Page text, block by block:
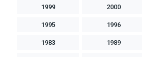
2000
1999
1996
1995
1989
1983